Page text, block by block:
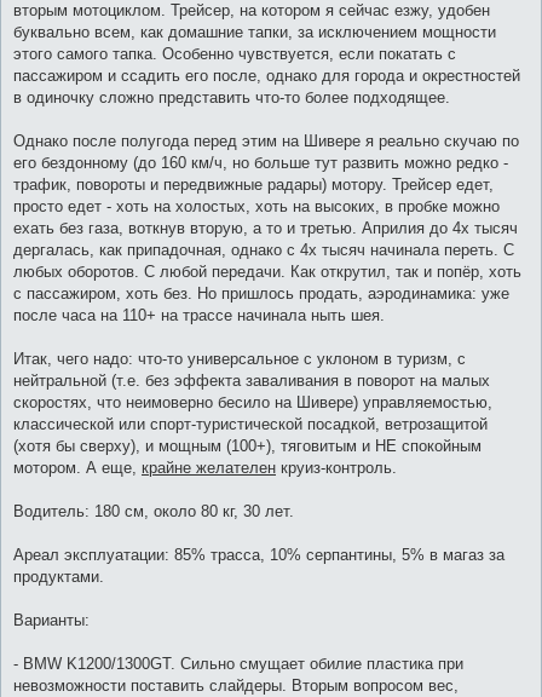
вторым мотоциклом. Трейсер, на котором я сейчас езжу, удобен
буквально всем, как домашние тапки, за исключением мощности
этого самого тапка. Особенно чувствуется, если покатать с
пассажиром и ссадить его после, однако для города и окрестностей
в одиночку сложно представить что-то более подходящее.
Однако после полугода перед этим на Шивере я реально скучаю по
его бездонному (до 160 км/ч, но больше тут развить можно редко -
трафик, повороты и передвижные радары) мотору. Трейсер едет,
просто едет - хоть на холостых, хоть на высоких, в пробке можно
ехать без газа, воткнув вторую, а то и третью. Априлия до 4х тысяч
дергалась, как припадочная, однако с 4х тысяч начинала переть. С
любых оборотов. С любой передачи. Как открутил, так и попёр, хоть
с пассажиром, хоть без. Но пришлось продать, аэродинамика: уже
после часа на 110+ на трассе начинала ныть шея.
Итак, чего надо: что-то универсальное с уклоном в туризм, с
нейтральной (т.е. без эффекта заваливания в поворот на малых
скоростях, что неимоверно бесило на Шивере) управляемостью,
классической или спорт-туристической посадкой, ветрозащитой
(хотя бы сверху), и мощным (100+), тяговитым и НЕ спокойным
мотором. А еще, крайне желателен круиз-контроль.
Водитель: 180 см, около 80 кг, 30 лет.
Ареал эксплуатации: 85% трасса, 10% серпантины, 5% в магаз за
продуктами.
Варианты:
- BMW K1200/1300GT. Сильно смущает обилие пластика при
невозможности поставить слайдеры. Вторым вопросом вес,